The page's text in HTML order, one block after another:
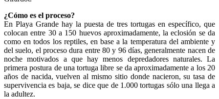
¿Cómo es el proceso?
En Playa Grande hay la puesta de tres tortugas en específico, que
colocan entre 30 a 150 huevos aproximadamente, la eclosión se da
como en todos los reptiles, en base a la temperatura del ambiente y
del suelo, el proceso dura entre 80 y 96 días, generalmente nacen de
noche motivados a que hay menos depredadores naturales. La
primera postura de una tortuga libre se da aproximadamente a los 20
años de nacida, vuelven al mismo sitio donde nacieron, su tasa de
supervivencia es baja, se dice que de 1.000 tortugas sólo una llega a
la adultez.